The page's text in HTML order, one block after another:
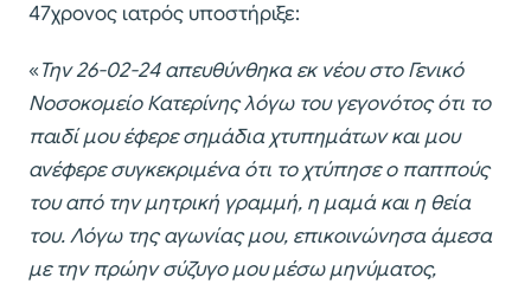
47χρονος ιατρός υποστήριξε:
«Την 26-02-24 απευθύνθηκα εκ νέου στο Γενικό
Νοσοκομείο Κατερίνης λόγω του γεγονότος ότι το
παιδί μου έφερε σημάδια χτυπημάτων και μου
ανέφερε συγκεκριμένα ότι το χτύπησε ο παππούς
του από την μητρική γραμμή, η μαμά και η θεία
του. Λόγω της αγωνίας μου, επικοινώνησα άμεσα
με την πρώην σύζυγο μου μέσω μηνύματος,